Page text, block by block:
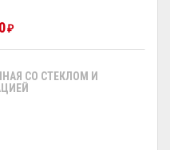
₽
СО СТЕКЛОМ И